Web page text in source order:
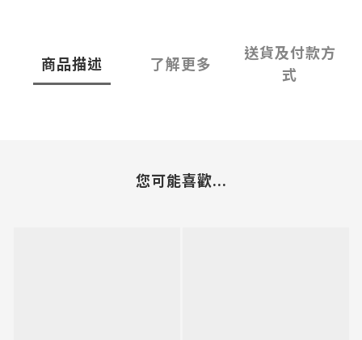
商品描述 了解更多
送貨及付款方
式
您可能喜歡...